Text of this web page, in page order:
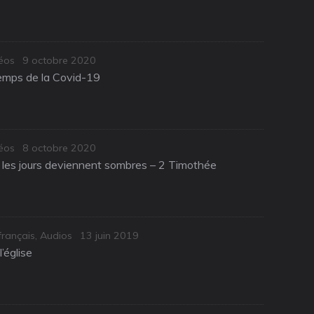
Posted
on
9 octobre 2020
de la Covid-19
Posted
on
8 octobre 2020
les jours deviennent sombres – 2 Timothée
, Audios
Posted
13 juin 2019